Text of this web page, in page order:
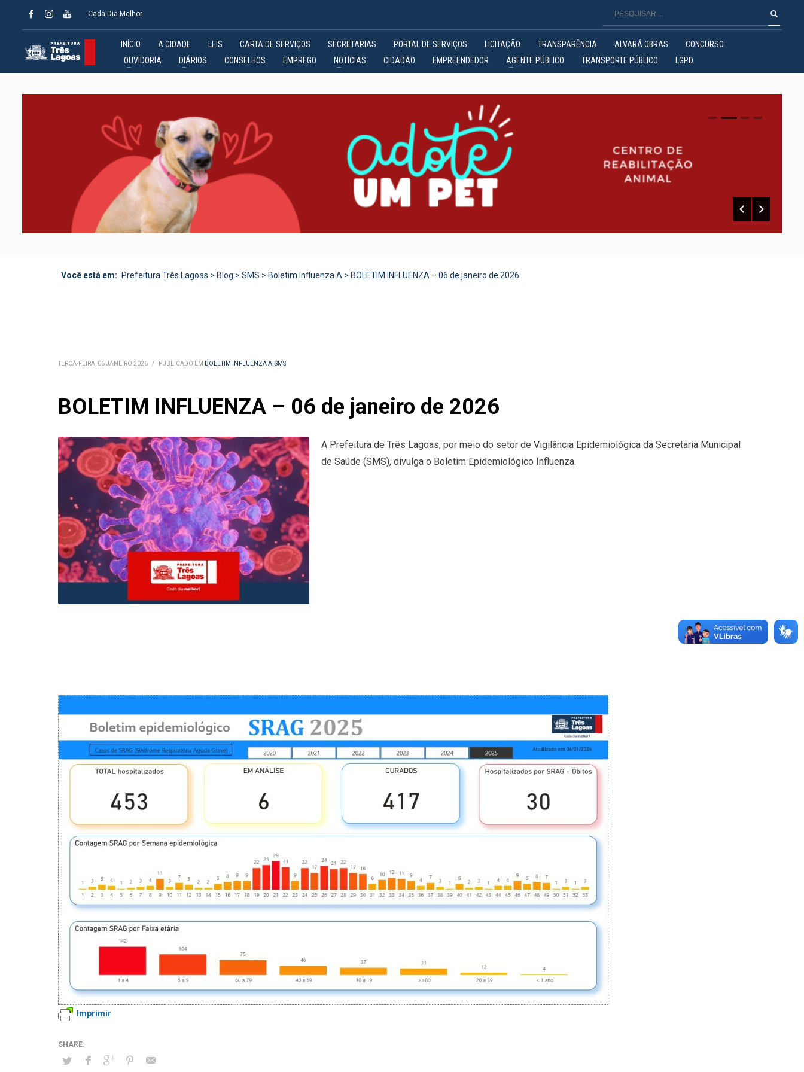
Cada Dia Melhor
INÍCIO A CIDADE LEIS CARTA DE SERVIÇOS SECRETARIAS PORTAL DE SERVIÇOS LICITAÇÃO TRANSPARÊNCIA ALVARÁ OBRAS
CONCURSO
OUVIDORIA
DIÁRIOS CONSELHOS EMPREGO NOTÍCIAS CIDADÃO EMPREENDEDOR AGENTE PÚBLICO TRANSPORTE PÚBLICO LGPD
0 1 2
Você está em: Prefeitura Três Lagoas > Blog > SMS > Boletim Influenza A > BOLETIM INFLUENZA – 06 de janeiro de 2026
TERÇA-FEIRA, 06 JANEIRO 2026 / PUBLICADO EM BOLETIM INFLUENZA A,SMS
BOLETIM INFLUENZA – 06 de janeiro de 2026
A Prefeitura de Três Lagoas, por meio do setor de Vigilância Epidemiológica da Secretaria Municipal
de Saúde (SMS), divulga o Boletim Epidemiológico Influenza.
Imprimir